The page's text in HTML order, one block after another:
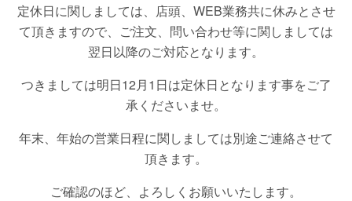
定休日に関しましては、店頭、WEB業務共に休みとさせ
て頂きますので、ご注文、問い合わせ等に関しましては
翌日以降のご対応となります。
つきましては明日12月1日は定休日となります事をご了
承くださいませ。
年末、年始の営業日程に関しましては別途ご連絡させて
頂きます。
ご確認のほど、よろしくお願いいたします。